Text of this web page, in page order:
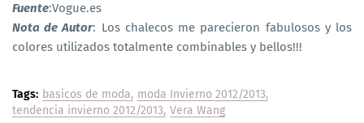
Fuente:Vogue.es
Nota de Autor: Los chalecos me parecieron fabulosos y los
colores utilizados totalmente combinables y bellos!!!
Tags: basicos de moda moda Invierno 2012/2013
tendencia invierno 2012/2013 Vera Wang